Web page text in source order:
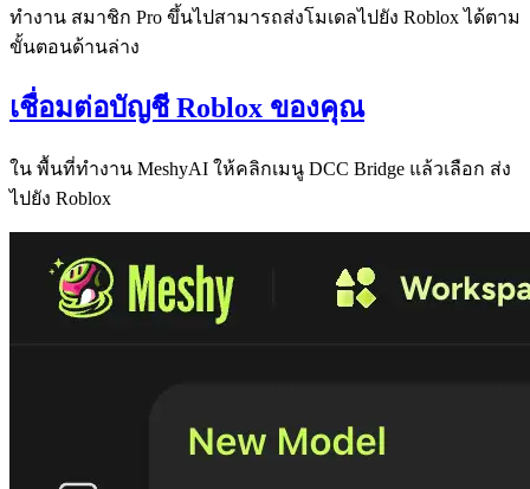
ทำงาน สมาชิก Pro ขึ้นไปสามารถส่งโมเดลไปยัง Roblox ได้ตาม
ขั้นตอนด้านล่าง
เชื่อมต่อบัญชี Roblox ของคุณ
ใน พื้นที่ทำงาน MeshyAI ให้คลิกเมนู DCC Bridge แล้วเลือก ส่ง
ไปยัง Roblox